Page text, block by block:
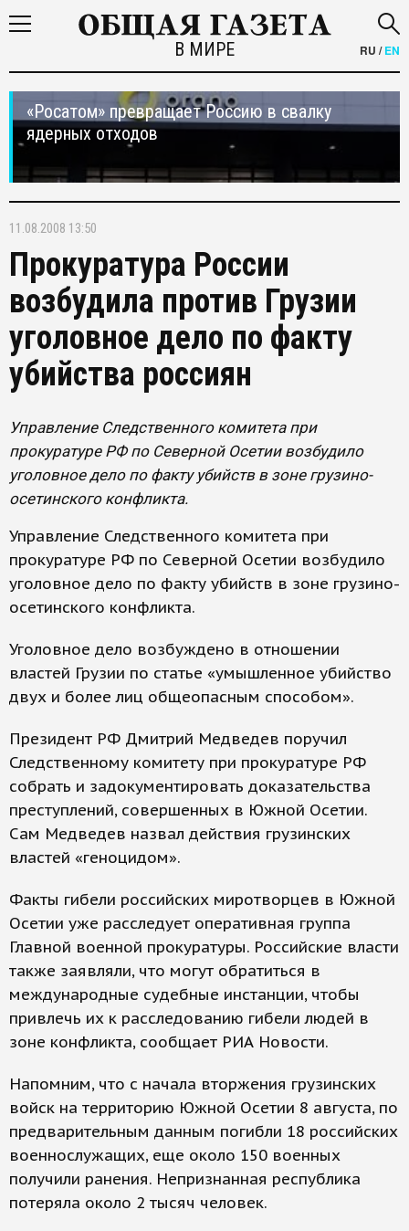
В МИРЕ RU /EN
«Росатом» превращает Россию в свалку
ядерных отходов
11.08.2008 13:50
Прокуратура России
возбудила против Грузии
уголовное дело по факту
убийства россиян
Управление Следственного комитета при
прокуратуре РФ по Северной Осетии возбудило
уголовное дело по факту убийств в зоне грузино-
осетинского конфликта.
Управление Следственного комитета при
прокуратуре РФ по Северной Осетии возбудило
уголовное дело по факту убийств в зоне грузино-
осетинского конфликта.
Уголовное дело возбуждено в отношении
властей Грузии по статье «умышленное убийство
двух и более лиц общеопасным способом».
Президент РФ Дмитрий Медведев поручил
Следственному комитету при прокуратуре РФ
собрать и задокументировать доказательства
преступлений, совершенных в Южной Осетии.
Сам Медведев назвал действия грузинских
властей «геноцидом».
Факты гибели российских миротворцев в Южной
Осетии уже расследует оперативная группа
Главной военной прокуратуры. Российские власти
также заявляли, что могут обратиться в
международные судебные инстанции, чтобы
привлечь их к расследованию гибели людей в
зоне конфликта, сообщает РИА Новости.
Напомним, что с начала вторжения грузинских
войск на территорию Южной Осетии 8 августа, по
предварительным данным погибли 18 российских
военнослужащих, еще около 150 военных
получили ранения. Непризнанная республика
потеряла около 2 тысяч человек.